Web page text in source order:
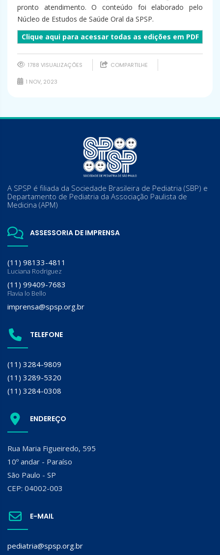
pronto atendimento. O conteúdo foi elaborado pelo
Núcleo de Estudos de Saúde Oral da SPSP.
Clique aqui para acessar todas as edições em PDF
1788 VISUALIZAÇÕES COMPARTILHE
1 NOV, 2023
A SPSP é filiada da Sociedade Brasileira de Pediatria (SBP) e
Departamento de Pediatria da Associação Paulista de
Medicina (APM)
ASSESSORIA DE IMPRENSA
(11) 98133-4811
Luciana Rodriguez
(11) 99409-7683
Flavia lo Bello
imprensa@spsp.org.br
TELEFONE
(11) 3284-9809
(11) 3289-5320
(11) 3284-0308
ENDEREÇO
Rua Maria Figueiredo, 595
10º andar - Paraíso
São Paulo - SP
CEP: 04002-003
E-MAIL
pediatria@spsp.org.br